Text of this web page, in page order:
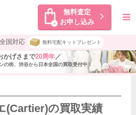
無料査定
お申し込み
国対応 無料宅配キットプレゼント
かげさまで20周年／
の街、渋谷から日本全国の買取受付中！
(Cartier)の買取実績